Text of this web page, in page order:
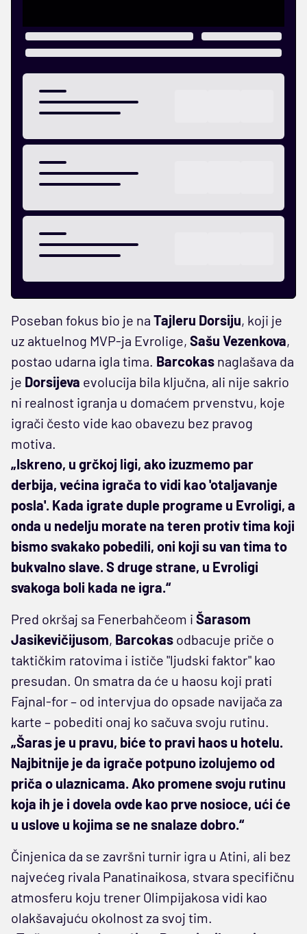
Poseban fokus bio je na Tajleru Dorsiju, koji je
uz aktuelnog MVP-ja Evrolige, Sašu Vezenkova,
postao udarna igla tima. Barcokas naglašava da
je Dorsijeva evolucija bila ključna, ali nije sakrio
ni realnost igranja u domaćem prvenstvu, koje
igrači često vide kao obavezu bez pravog
motiva.
„Iskreno, u grčkoj ligi, ako izuzmemo par
derbija, većina igrača to vidi kao 'otaljavanje
posla'. Kada igrate duple programe u Evroligi, a
onda u nedelju morate na teren protiv tima koji
bismo svakako pobedili, oni koji su van tima to
bukvalno slave. S druge strane, u Evroligi
svakoga boli kada ne igra.“
Pred okršaj sa Fenerbahčeom i Šarasom
Jasikevičijusom, Barcokas odbacuje priče o
taktičkim ratovima i ističe "ljudski faktor" kao
presudan. On smatra da će u haosu koji prati
Fajnal-for – od intervjua do opsade navijača za
karte – pobediti onaj ko sačuva svoju rutinu.
„Šaras je u pravu, biće to pravi haos u hotelu.
Najbitnije je da igrače potpuno izolujemo od
priča o ulaznicama. Ako promene svoju rutinu
koja ih je i dovela ovde kao prve nosioce, ući će
u uslove u kojima se ne snalaze dobro.“
Činjenica da se završni turnir igra u Atini, ali bez
najvećeg rivala Panatinaikosa, stvara specifičnu
atmosferu koju trener Olimpijakosa vidi kao
olakšavajuću okolnost za svoj tim.